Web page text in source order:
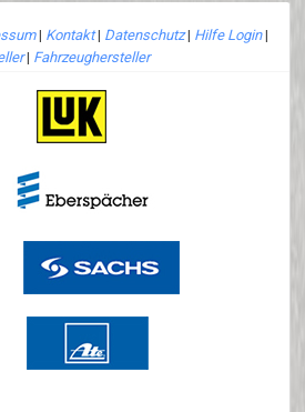
| Kontakt| Datenschutz| Hilfe Login|
| Fahrzeughersteller